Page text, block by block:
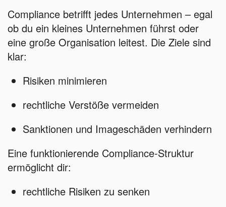
Compliance betrifft jedes Unternehmen – egal
ob du ein kleines Unternehmen führst oder
eine große Organisation leitest. Die Ziele sind
klar:
Risiken minimieren
rechtliche Verstöße vermeiden
Sanktionen und Imageschäden verhindern
Eine funktionierende Compliance-Struktur
ermöglicht dir:
rechtliche Risiken zu senken